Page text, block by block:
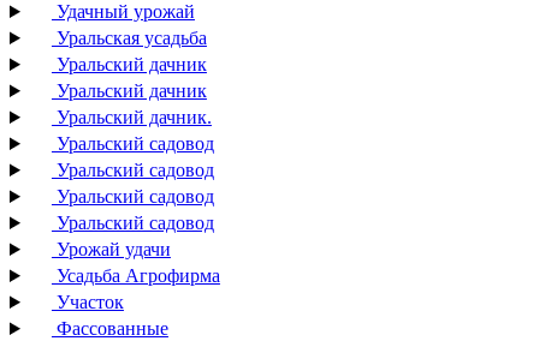
Удачный урожай
Уральская усадьба
Уральский дачник
Уральский дачник
Уральский дачник.
Уральский садовод
Уральский садовод
Уральский садовод
Уральский садовод
Урожай удачи
Усадьба Агрофирма
Участок
Фассованные